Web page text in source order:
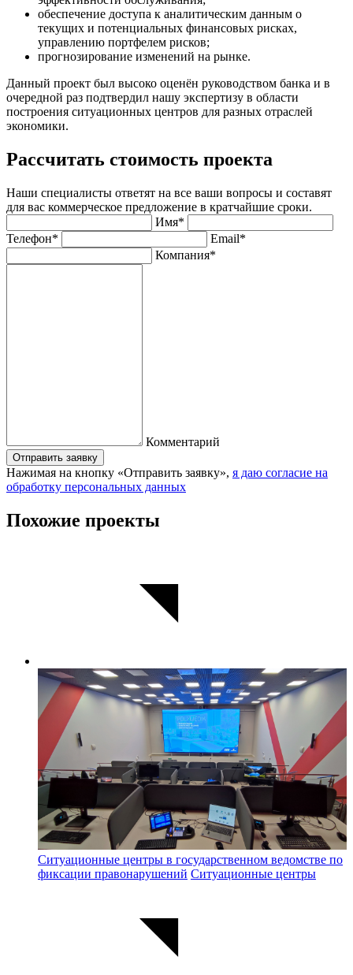
обеспечение доступа к аналитическим данным о
текущих и потенциальных финансовых рисках,
управлению портфелем рисков;
прогнозирование изменений на рынке.
Данный проект был высоко оценён руководством банка и в
очередной раз подтвердил нашу экспертизу в области
построения ситуационных центров для разных отраслей
экономики.
Рассчитать стоимость проекта
Наши специалисты ответят на все ваши вопросы и составят
для вас коммерческое предложение в кратчайшие сроки.
Имя*
Телефон*
Email*
Компания*
Комментарий
Отправить заявку
Нажимая на кнопку «Отправить заявку», я даю согласие на
обработку персональных данных
Похожие проекты
Ситуационные центры в государственном ведомстве по
фиксации правонарушений Ситуационные центры